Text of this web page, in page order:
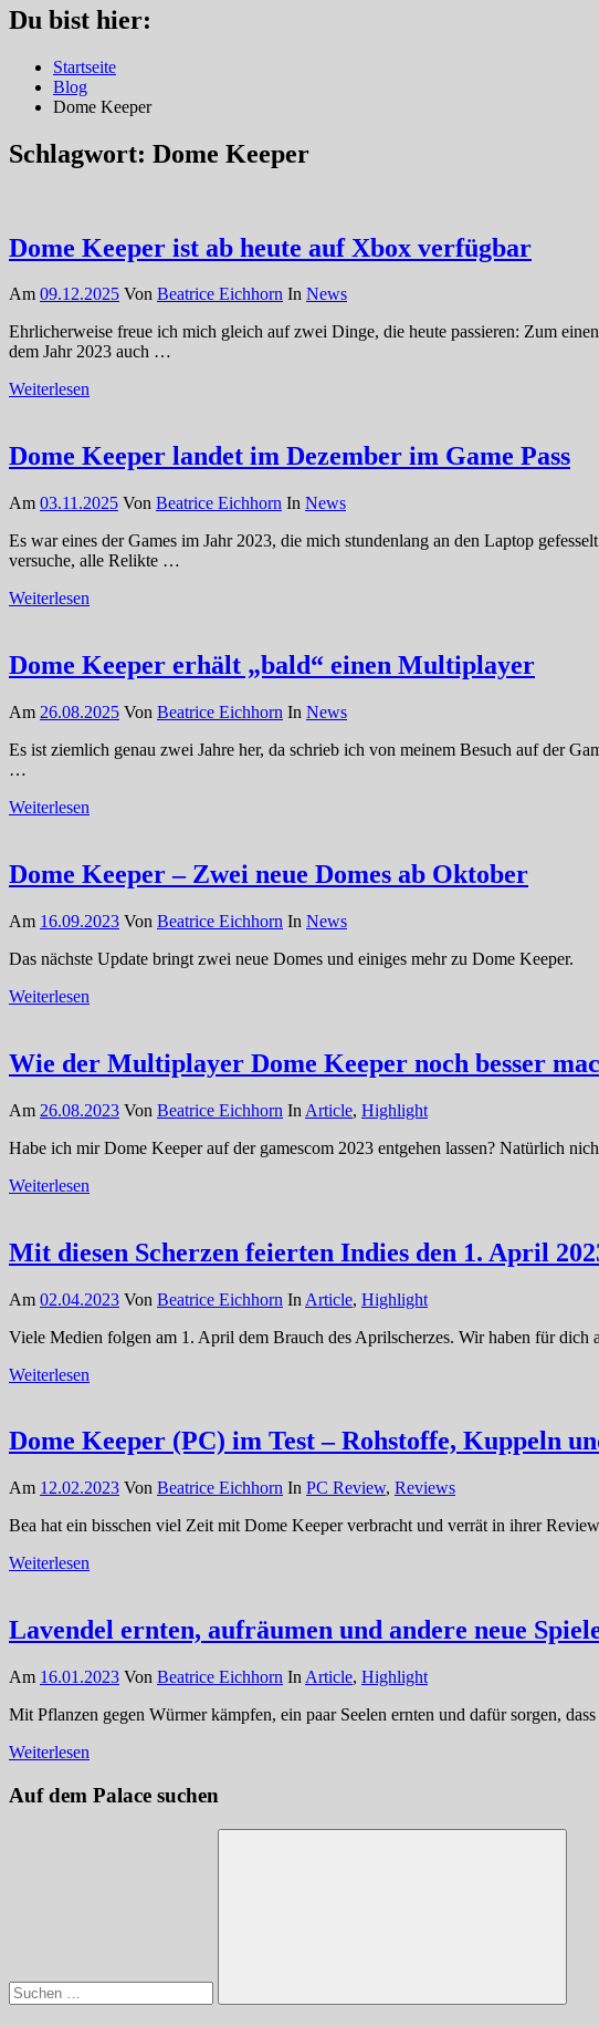
Du bist hier:
Startseite
Blog
Dome Keeper
Schlagwort: Dome Keeper
Dome Keeper ist ab heute auf Xbox verfügbar
Am 09.12.2025 Von Beatrice Eichhorn In News
Ehrlicherweise freue ich mich gleich auf zwei Dinge, die heute passieren: Zum
dem Jahr 2023 auch …
Weiterlesen
Dome Keeper landet im Dezember im Game Pass
Am 03.11.2025 Von Beatrice Eichhorn In News
Es war eines der Games im Jahr 2023, die mich stundenlang an den Laptop
versuche, alle Relikte …
Weiterlesen
Dome Keeper erhält „bald“ einen Multiplayer
Am 26.08.2025 Von Beatrice Eichhorn In News
Es ist ziemlich genau zwei Jahre her, da schrieb ich von meinem Besuch auf der
…
Weiterlesen
Dome Keeper – Zwei neue Domes ab Oktober
Am 16.09.2023 Von Beatrice Eichhorn In News
Das nächste Update bringt zwei neue Domes und einiges mehr zu Dome Keeper.
Weiterlesen
Wie der Multiplayer Dome Keeper noch besser
Am 26.08.2023 Von Beatrice Eichhorn In Article, Highlight
Habe ich mir Dome Keeper auf der gamescom 2023 entgehen lassen? Natürlich
Weiterlesen
Mit diesen Scherzen feierten Indies den 1. April
Am 02.04.2023 Von Beatrice Eichhorn In Article, Highlight
Viele Medien folgen am 1. April dem Brauch des Aprilscherzes. Wir haben für dich
Weiterlesen
Dome Keeper (PC) im Test – Rohstoffe, Kuppeln
Am 12.02.2023 Von Beatrice Eichhorn In PC Review, Reviews
Bea hat ein bisschen viel Zeit mit Dome Keeper verbracht und verrät in ihrer
Weiterlesen
Lavendel ernten, aufräumen und andere neue
Am 16.01.2023 Von Beatrice Eichhorn In Article, Highlight
Mit Pflanzen gegen Würmer kämpfen, ein paar Seelen ernten und dafür sorgen,
Weiterlesen
Auf dem Palace suchen
Suchen